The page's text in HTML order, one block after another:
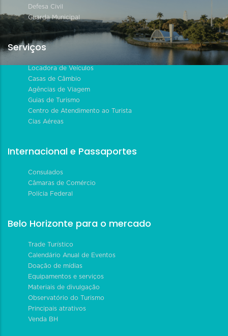
Defesa Civil
Guarda Municipal
Serviços
Locadora de Veículos
Casas de Câmbio
Agências de Viagem
Guias de Turismo
Centro de Atendimento ao Turista
Cias Aéreas
Internacional e Passaportes
Consulados
Câmaras de Comércio
Polícia Federal
Belo Horizonte para o mercado
Trade Turístico
Calendário Anual de Eventos
Doação de mídias
Equipamentos e serviços
Materiais de divulgação
Observatório do Turismo
Principais atrativos
Venda BH